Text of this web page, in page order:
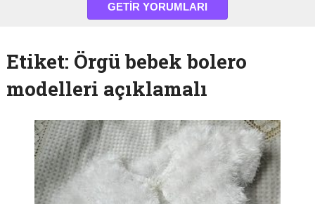
GETIR YORUMLARI
Etiket: Örgü bebek bolero
modelleri açıklamalı